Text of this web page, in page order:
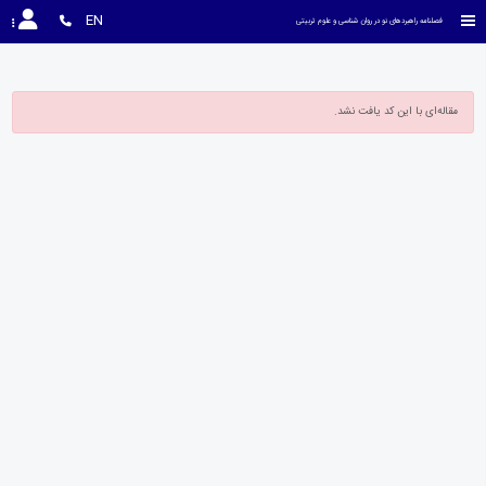
فصلنامه راهبردهای نو در روان شناسی و علوم تربیتی EN
مقاله‌ای با این کد یافت نشد.